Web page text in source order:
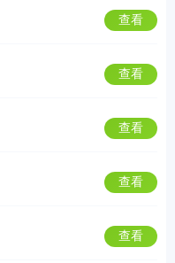
查看
查看
查看
查看
查看